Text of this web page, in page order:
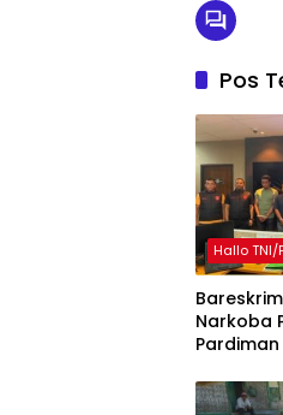
Pos
Hallo TNI/
Narkoba